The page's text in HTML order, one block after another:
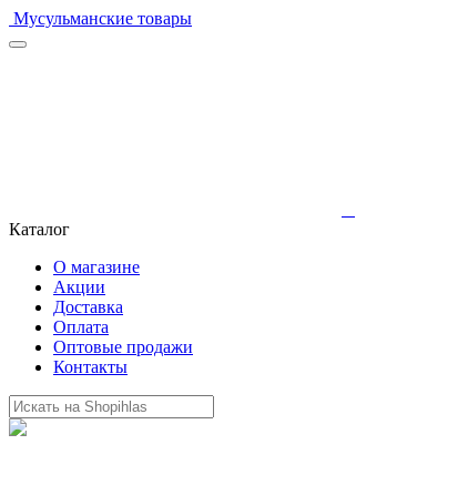
Мусульманские товары
Каталог
О магазине
Акции
Доставка
Оплата
Оптовые продажи
Контакты